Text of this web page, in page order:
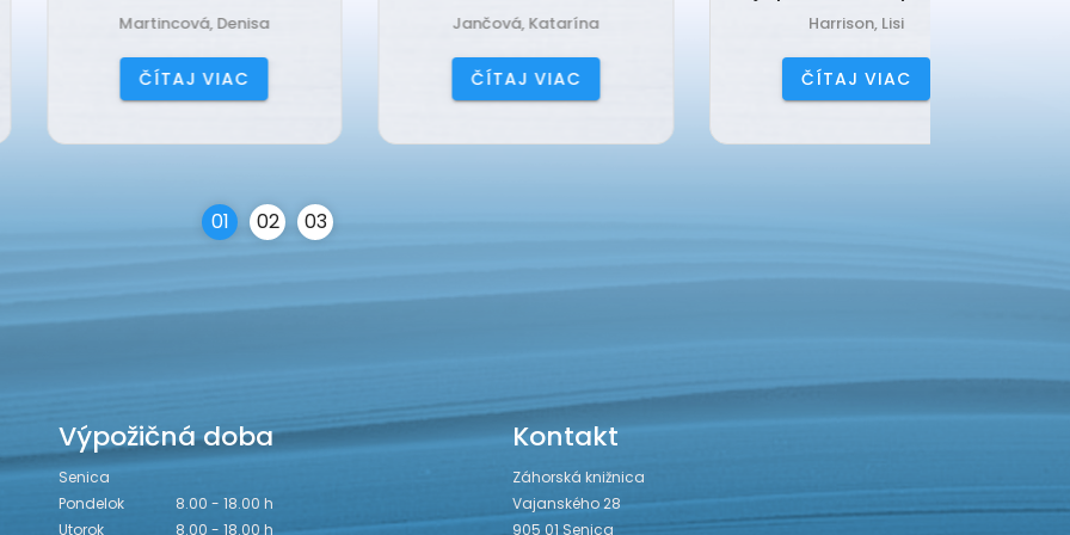
Martincová, Denisa
ČÍTAJ VIAC
Jančová, Katarína
ČÍTAJ VIAC
Harrison, Lisi
ČÍTAJ VIAC
01 02 03
Výpožičná doba
Senica
Pondelok
8.00 - 18.00 h
Utorok
8.00 - 18.00 h
Kontakt
Záhorská knižnica
Vajanského 28
905 01 Senica